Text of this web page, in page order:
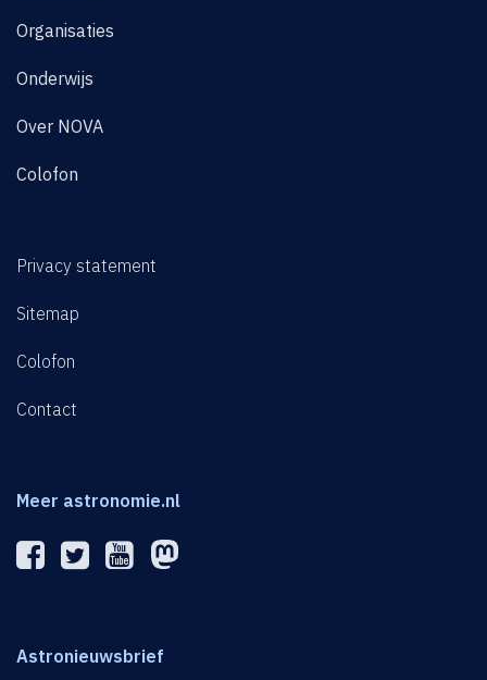
Organisaties
Onderwijs
Over NOVA
Colofon
Privacy statement
Sitemap
Colofon
Contact
Meer astronomie.nl
Astronieuwsbrief